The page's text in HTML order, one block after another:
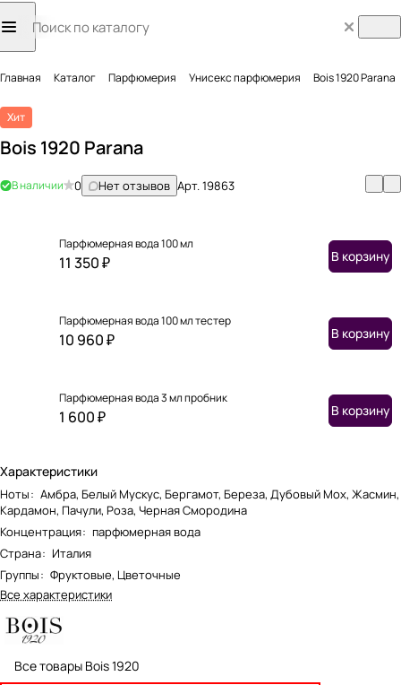
Главная Каталог Парфюмерия Унисекс парфюмерия Bois 1920 Parana
Хит
Bois 1920 Parana
В наличии 0 Нет отзывов Арт.19863
Парфюмерная вода 100 мл
11 350 ₽ В корзину
Парфюмерная вода 100 мл тестер
10 960 ₽ В корзину
Парфюмерная вода 3 мл пробник
1 600 ₽ В корзину
Характеристики
Ноты: Амбра, Белый Мускус, Бергамот, Береза, Дубовый Мох, Жасмин,
Кардамон, Пачули, Роза, Черная Смородина
Концентрация: парфюмерная вода
Страна: Италия
Группы: Фруктовые, Цветочные
Все характеристики
Все товары Bois 1920